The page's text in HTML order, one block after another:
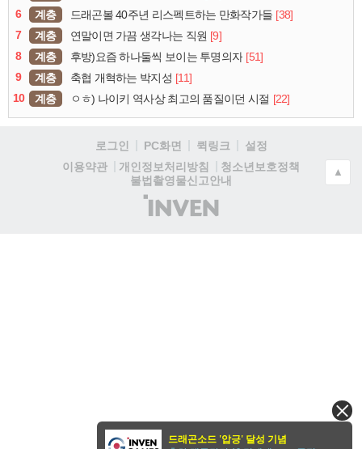
6
계층 드래곤볼 40주년 리스펙트하는 만화작가들 [38]
7
계층 연말이면 가끔 생각나는 직원 [9]
8
계층 후방)요즘 하나둘씩 보이는 투명의자 [51]
9
계층 축협 개혁하는 박지성 [11]
10
계층 ㅇㅎ) 나이키 역사상 최고의 품질이던 시절 [22]
로그인 PC화면 퀵링크
설정
이용약관
개인정보처리방침
청소년보호정책
불법촬영물신고안내
(주)
인
▲
드래곤소드 '압긍' 달성 기념